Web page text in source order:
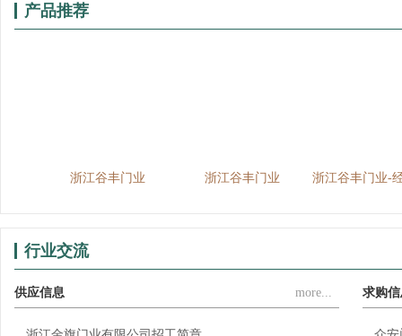
产品推荐
浙江谷丰门业 浙江谷丰门业 浙江谷丰门业-
行业交流
供应信息 more... 求购